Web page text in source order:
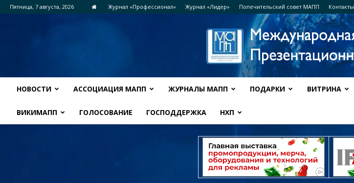
Пятница, 7 августа, 2026 Журнал «Профессионал» Журнал «Лидер» Попечительский совет МАПП Контакты
НОВОСТИ АССОЦИАЦИЯ МАПП ЖУРНАЛЫ МАПП ПОДАРКИ ВИТРИНА
ВИКИМАПП ГОЛОСОВАНИЕ ГОСПОДДЕРЖКА НХП